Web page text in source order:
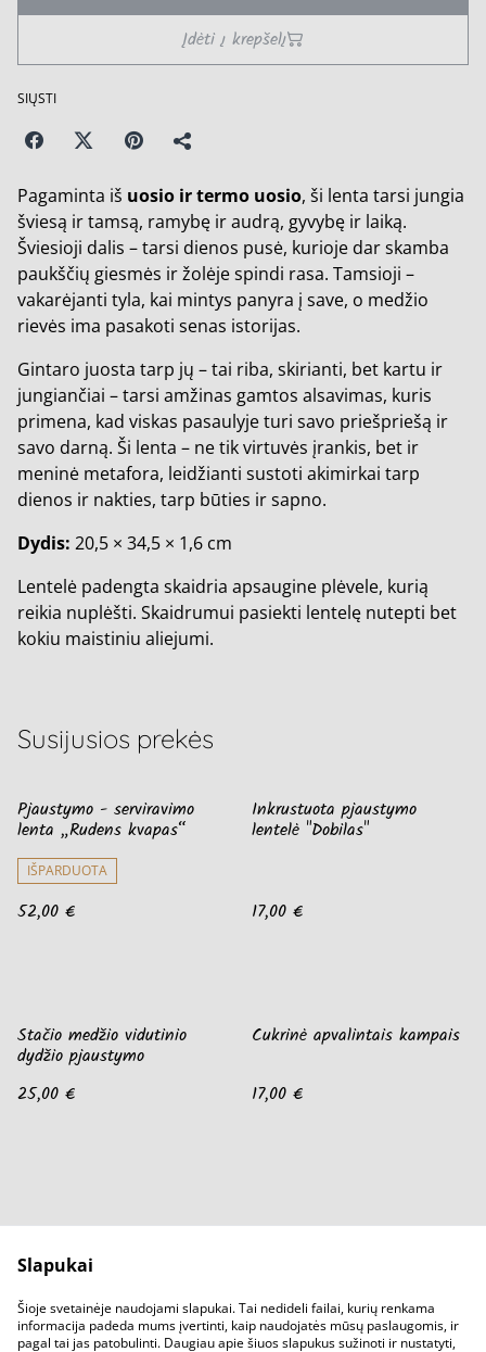
Įdėti į krepšelį
SIŲSTI
Pagaminta iš uosio ir termo uosio, ši lenta tarsi jungia
šviesą ir tamsą, ramybę ir audrą, gyvybę ir laiką.
Šviesioji dalis – tarsi dienos pusė, kurioje dar skamba
paukščių giesmės ir žolėje spindi rasa. Tamsioji –
vakarėjanti tyla, kai mintys panyra į save, o medžio
rievės ima pasakoti senas istorijas.
Gintaro juosta tarp jų – tai riba, skirianti, bet kartu ir
jungiančiai – tarsi amžinas gamtos alsavimas, kuris
primena, kad viskas pasaulyje turi savo priešpriešą ir
savo darną. Ši lenta – ne tik virtuvės įrankis, bet ir
meninė metafora, leidžianti sustoti akimirkai tarp
dienos ir nakties, tarp būties ir sapno.
Dydis: 20,5 × 34,5 × 1,6 cm
Lentelė padengta skaidria apsaugine plėvele, kurią
reikia nuplėšti. Skaidrumui pasiekti lentelę nutepti bet
kokiu maistiniu aliejumi.
Susijusios prekės
Pjaustymo - serviravimo
lenta „Rudens kvapas“
IŠPARDUOTA
52,00 €
Inkrustuota pjaustymo
lentelė "Dobilas"
17,00 €
Stačio medžio vidutinio
dydžio pjaustymo
25,00 €
Cukrinė apvalintais kampais
17,00 €
Parašykit mums
Pirkimo sąlygos
Privatumo sąlygos
Slapukų politika
Slapukai
Šioje svetainėje naudojami slapukai. Tai nedideli failai, kurių renkama
informacija padeda mums įvertinti, kaip naudojatės mūsų paslaugomis, ir
pagal tai jas patobulinti. Daugiau apie šiuos slapukus sužinoti ir nustatyti,